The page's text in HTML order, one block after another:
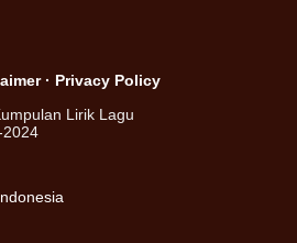
· Privacy Policy
Lirik Lagu
2024